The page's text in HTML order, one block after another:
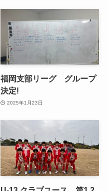
福岡支部リーグ グループ
決定!
2025年1月23日